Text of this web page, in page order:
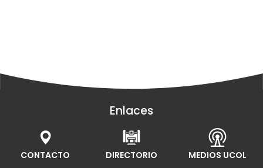
Enlaces
CONTACTO DIRECTORIO MEDIOS UCOL